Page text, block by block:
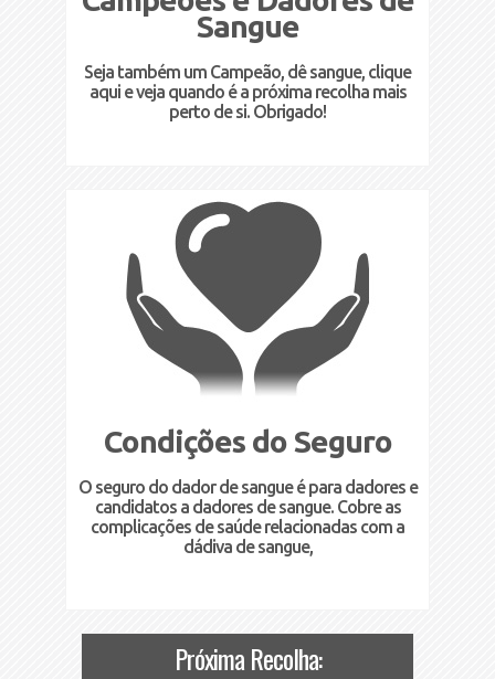
Sangue
Seja também um Campeão, dê sangue, clique
aqui e veja quando é a próxima recolha mais
perto de si. Obrigado!
Condições do Seguro
O seguro do dador de sangue é para dadores e
candidatos a dadores de sangue. Cobre as
complicações de saúde relacionadas com a
dádiva de sangue,
Próxima Recolha: